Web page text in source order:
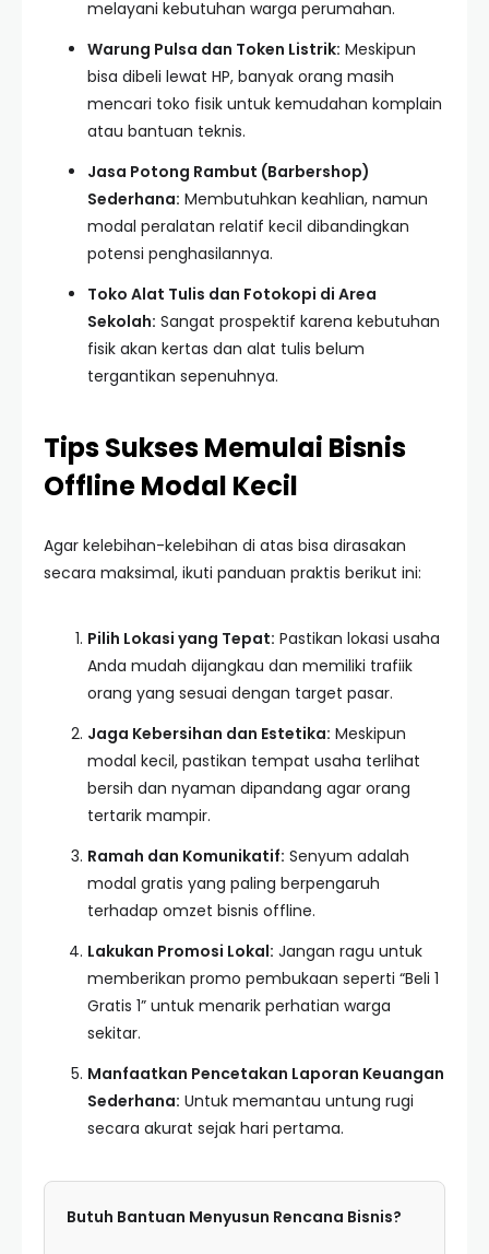
melayani kebutuhan warga perumahan.
Warung Pulsa dan Token Listrik: Meskipun
bisa dibeli lewat HP, banyak orang masih
mencari toko fisik untuk kemudahan komplain
atau bantuan teknis.
Jasa Potong Rambut (Barbershop)
Sederhana: Membutuhkan keahlian, namun
modal peralatan relatif kecil dibandingkan
potensi penghasilannya.
Toko Alat Tulis dan Fotokopi di Area
Sekolah: Sangat prospektif karena kebutuhan
fisik akan kertas dan alat tulis belum
tergantikan sepenuhnya.
Tips Sukses Memulai Bisnis
Offline Modal Kecil
Agar kelebihan-kelebihan di atas bisa dirasakan
secara maksimal, ikuti panduan praktis berikut ini:
Pilih Lokasi yang Tepat: Pastikan lokasi usaha
Anda mudah dijangkau dan memiliki trafiik
orang yang sesuai dengan target pasar.
Jaga Kebersihan dan Estetika: Meskipun
modal kecil, pastikan tempat usaha terlihat
bersih dan nyaman dipandang agar orang
tertarik mampir.
Ramah dan Komunikatif: Senyum adalah
modal gratis yang paling berpengaruh
terhadap omzet bisnis offline.
Lakukan Promosi Lokal: Jangan ragu untuk
memberikan promo pembukaan seperti “Beli 1
Gratis 1” untuk menarik perhatian warga
sekitar.
Manfaatkan Pencetakan Laporan Keuangan
Sederhana: Untuk memantau untung rugi
secara akurat sejak hari pertama.
Butuh Bantuan Menyusun Rencana Bisnis?